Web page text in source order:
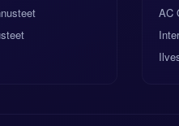
AC